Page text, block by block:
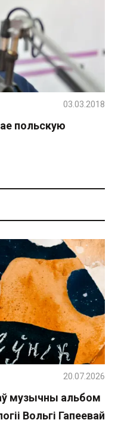
польскую
03.03.2018
музычны альбом
Вольгі Гапеевай
20.07.2026